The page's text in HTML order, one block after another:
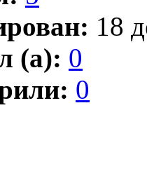
18
(а): 0
0